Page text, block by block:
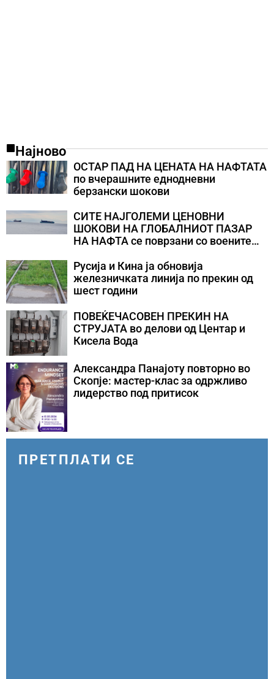
Најново
ОСТАР ПАД НА ЦЕНАТА НА НАФТАТА
по вчерашните еднодневни
берзански шокови
СИТЕ НАЈГОЛЕМИ ЦЕНОВНИ
ШОКОВИ НА ГЛОБАЛНИОТ ПАЗАР
НА НАФТА се поврзани со воените
Русија и Кина ја обновија
железничката линија по прекин од
шест години
ПОВЕЌЕЧАСОВЕН ПРЕКИН НА
СТРУЈАТА во делови од Центар и
Кисела Вода
Александра Панајоту повторно во
Скопје: мастер-клас за одржливо
лидерство под притисок
ПРЕТПЛАТИ СЕ